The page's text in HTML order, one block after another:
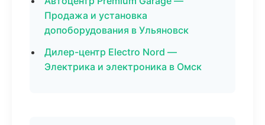
Продажа и установка
допоборудования в Ульяновск
Дилер-центр Electro Nord —
Электрика и электроника в Омск